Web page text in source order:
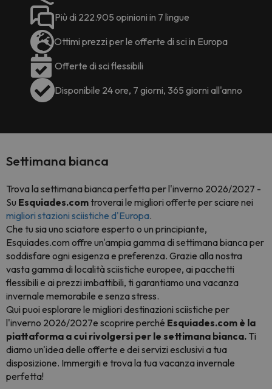
Più di 222.905 opinioni in 7 lingue
Ottimi prezzi per le offerte di sci in Europa
Offerte di sci flessibili
Disponibile 24 ore, 7 giorni, 365 giorni all'anno
Settimana bianca
Trova la settimana bianca perfetta per l'inverno 2026/2027 -
Su Esquiades.com troverai le migliori offerte per sciare nei
migliori stazioni sciistiche d'Europa.
Che tu sia uno sciatore esperto o un principiante,
Esquiades.com offre un'ampia gamma di settimana bianca per
soddisfare ogni esigenza e preferenza. Grazie alla nostra
vasta gamma di località sciistiche europee, ai pacchetti
flessibili e ai prezzi imbattibili, ti garantiamo una vacanza
invernale memorabile e senza stress.
Qui puoi esplorare le migliori destinazioni sciistiche per
l'inverno 2026/2027e scoprire perché Esquiades.com è la
piattaforma a cui rivolgersi per le settimana bianca. Ti
diamo un'idea delle offerte e dei servizi esclusivi a tua
disposizione. Immergiti e trova la tua vacanza invernale
perfetta!